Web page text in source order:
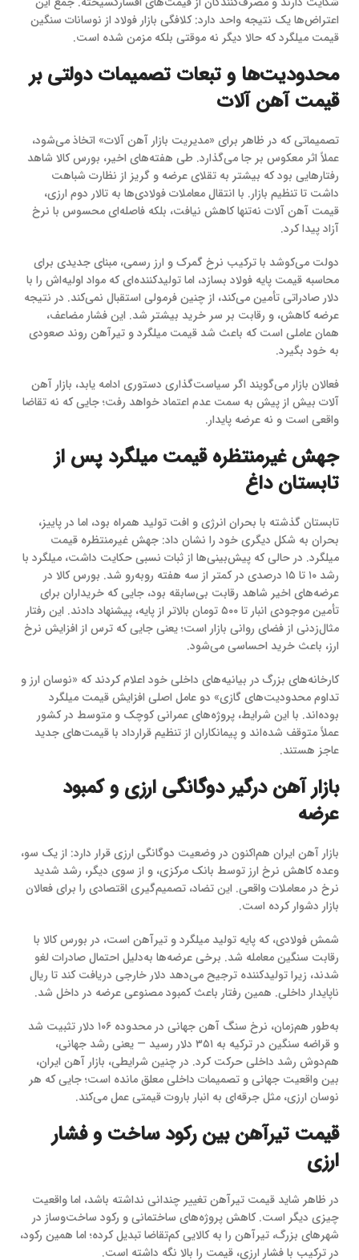
اعتراض‌ها یک نتیجه واحد دارد: کلافگی بازار فولاد از نوسانات سنگین
قیمت میلگرد که حالا دیگر نه موقتی بلکه مزمن شده است.
محدودیت‌ها و تبعات تصمیمات دولتی بر
قیمت آهن آلات
تصمیماتی که در ظاهر برای «مدیریت بازار آهن آلات» اتخاذ می‌شود،
عملاً اثر معکوس بر جا می‌گذارد. طی هفته‌های اخیر، بورس کالا شاهد
رفتارهایی بود که بیشتر به تقلای عرضه و گریز از نظارت شباهت
داشت تا تنظیم بازار. با انتقال معاملات فولادی‌ها به تالار دوم ارزی،
قیمت آهن آلات نه‌تنها کاهش نیافت، بلکه فاصله‌ای محسوس با نرخ
آزاد پیدا کرد.
دولت می‌کوشد با ترکیب نرخ گمرک و ارز رسمی، مبنای جدیدی برای
محاسبه قیمت پایه فولاد بسازد، اما تولیدکننده‌ای که مواد اولیه‌اش را با
دلار صادراتی تأمین می‌کند، از چنین فرمولی استقبال نمی‌کند. در نتیجه
عرضه کاهش، و رقابت بر سر خرید بیشتر شد. این فشار مضاعف،
همان عاملی است که باعث شد قیمت میلگرد و تیرآهن روند صعودی
به خود بگیرد.
فعالان بازار می‌گویند اگر سیاست‌گذاری دستوری ادامه یابد، بازار آهن
آلات بیش از پیش به سمت عدم اعتماد خواهد رفت؛ جایی که نه تقاضا
واقعی است و نه عرضه پایدار.
جهش غیرمنتظره قیمت میلگرد پس از
تابستان داغ
تابستان گذشته با بحران انرژی و افت تولید همراه بود، اما در پاییز،
بحران به شکل دیگری خود را نشان داد: جهش غیرمنتظره قیمت
میلگرد. در حالی که پیش‌بینی‌ها از ثبات نسبی حکایت داشت، میلگرد با
رشد ۱۰ تا ۱۵ درصدی در کمتر از سه هفته روبه‌رو شد. بورس کالا در
عرضه‌های اخیر شاهد رقابت بی‌سابقه بود، جایی که خریداران برای
تأمین موجودی انبار تا ۵۰۰ تومان بالاتر از پایه، پیشنهاد دادند. این رفتار
مثال‌زدنی از فضای روانی بازار است؛ یعنی جایی که ترس از افزایش نرخ
ارز، باعث خرید احساسی می‌شود.
کارخانه‌های بزرگ در بیانیه‌های داخلی خود اعلام کردند که «نوسان ارز و
تداوم محدودیت‌های گازی» دو عامل اصلی افزایش قیمت میلگرد
بوده‌اند. با این شرایط، پروژه‌های عمرانی کوچک و متوسط در کشور
عملاً متوقف شده‌اند و پیمانکاران از تنظیم قرارداد با قیمت‌های جدید
عاجز هستند.
بازار آهن درگیر دوگانگی ارزی و کمبود
عرضه
بازار آهن ایران هم‌اکنون در وضعیت دوگانگی ارزی قرار دارد: از یک سو،
وعده کاهش نرخ ارز توسط بانک مرکزی، و از سوی دیگر، رشد شدید
نرخ در معاملات واقعی. این تضاد، تصمیم‌گیری اقتصادی را برای فعالان
بازار دشوار کرده است.
شمش فولادی، که پایه تولید میلگرد و تیرآهن است، در بورس کالا با
رقابت سنگین معامله شد. برخی عرضه‌ها به‌دلیل احتمال صادرات لغو
شدند، زیرا تولیدکننده ترجیح می‌دهد دلار خارجی دریافت کند تا ریال
ناپایدار داخلی. همین رفتار باعث کمبود مصنوعی عرضه در داخل شد.
به‌طور هم‌زمان، نرخ سنگ آهن جهانی در محدوده ۱۰۶ دلار تثبیت شد
و قراضه سنگین در ترکیه به ۳۵۱ دلار رسید — یعنی رشد جهانی،
هم‌دوش رشد داخلی حرکت کرد. در چنین شرایطی، بازار آهن ایران،
بین واقعیت جهانی و تصمیمات داخلی معلق مانده است؛ جایی که هر
نوسان ارزی، مثل جرقه‌ای به انبار باروت قیمتی عمل می‌کند.
قیمت تیرآهن بین رکود ساخت و فشار
ارزی
در ظاهر شاید قیمت تیرآهن تغییر چندانی نداشته باشد، اما واقعیت
چیزی دیگر است. کاهش پروژه‌های ساختمانی و رکود ساخت‌وساز در
شهرهای بزرگ، تیرآهن را به کالایی کم‌تقاضا تبدیل کرده؛ اما همین رکود،
در ترکیب با فشار ارزی، قیمت را بالا نگه داشته است.